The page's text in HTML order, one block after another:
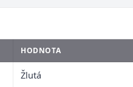
HODNOTA
Žlutá